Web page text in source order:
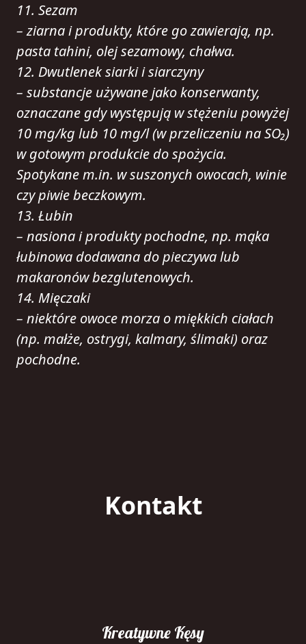
11. Sezam
– ziarna i produkty, które go zawierają, np.
pasta tahini, olej sezamowy, chałwa.
12. Dwutlenek siarki i siarczyny
– substancje używane jako konserwanty,
oznaczane gdy występują w stężeniu powyżej
10 mg/kg lub 10 mg/l (w przeliczeniu na SO₂)
w gotowym produkcie do spożycia.
Spotykane m.in. w suszonych owocach, winie
czy piwie beczkowym.
13. Łubin
– nasiona i produkty pochodne, np. mąka
łubinowa dodawana do pieczywa lub
makaronów bezglutenowych.
14. Mięczaki
– niektóre owoce morza o miękkich ciałach
(np. małże, ostrygi, kalmary, ślimaki) oraz
pochodne.
Kontakt
Kreatywne Kęsy